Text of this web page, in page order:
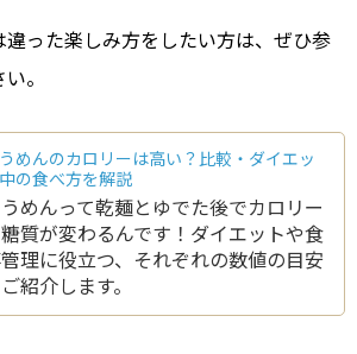
った楽しみ方をしたい方は、ぜひ参
。
めんのカロリーは高い？比較・ダイエッ
の食べ方を解説
めんって乾麺とゆでた後でカロリー
質が変わるんです！ダイエットや食
理に役立つ、それぞれの数値の目安
紹介します。